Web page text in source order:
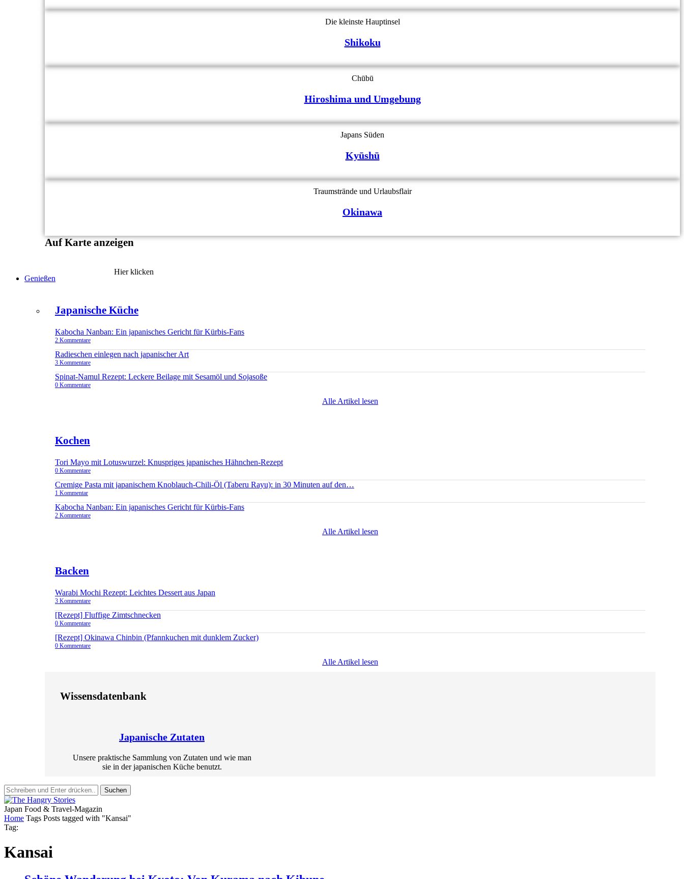
Die kleinste Hauptinsel
Shikoku
Chūbū
Hiroshima und Umgebung
Japans Süden
Kyūshū
Traumstrände und Urlaubsflair
Okinawa
Auf Karte anzeigen
Hier klicken
Genießen
Japanische Küche
Kabocha Nanban: Ein japanisches Gericht für Kürbis-Fans
2 Kommentare
Radieschen einlegen nach japanischer Art
3 Kommentare
Spinat-Namul Rezept: Leckere Beilage mit Sesamöl und Sojasoße
0 Kommentare
Alle Artikel lesen
Kochen
Tori Mayo mit Lotuswurzel: Knuspriges japanisches Hähnchen-Rezept
0 Kommentare
Cremige Pasta mit japanischem Knoblauch-Chili-Öl (Taberu Rayu): in 30 Minuten auf den…
1 Kommentar
Kabocha Nanban: Ein japanisches Gericht für Kürbis-Fans
2 Kommentare
Alle Artikel lesen
Backen
Warabi Mochi Rezept: Leichtes Dessert aus Japan
3 Kommentare
[Rezept] Fluffige Zimtschnecken
0 Kommentare
[Rezept] Okinawa Chinbin (Pfannkuchen mit dunklem Zucker)
0 Kommentare
Alle Artikel lesen
Wissensdatenbank
Japanische Zutaten
Unsere praktische Sammlung von Zutaten und wie man
sie in der japanischen Küche benutzt.
Suchen
Japan Food & Travel-Magazin
Home Tags Posts tagged with "Kansai"
Tag:
Kansai